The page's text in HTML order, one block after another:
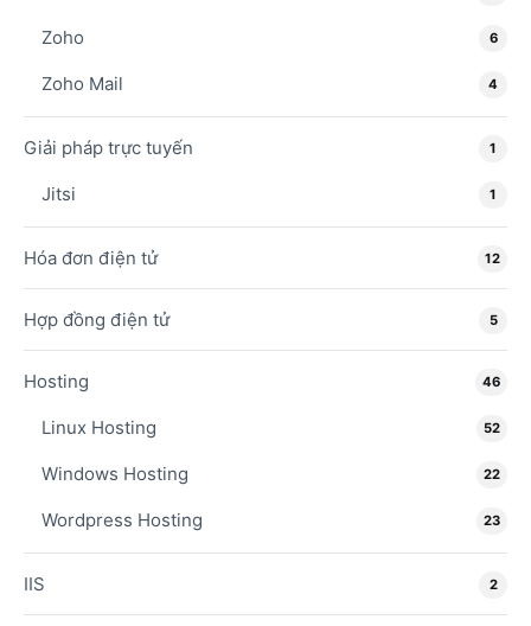
Zoho 6
Zoho Mail 4
Giải pháp trực tuyến 1
Jitsi 1
Hóa đơn điện tử 12
Hợp đồng điện tử 5
Hosting 46
Linux Hosting 52
Windows Hosting 22
Wordpress Hosting 23
IIS 2